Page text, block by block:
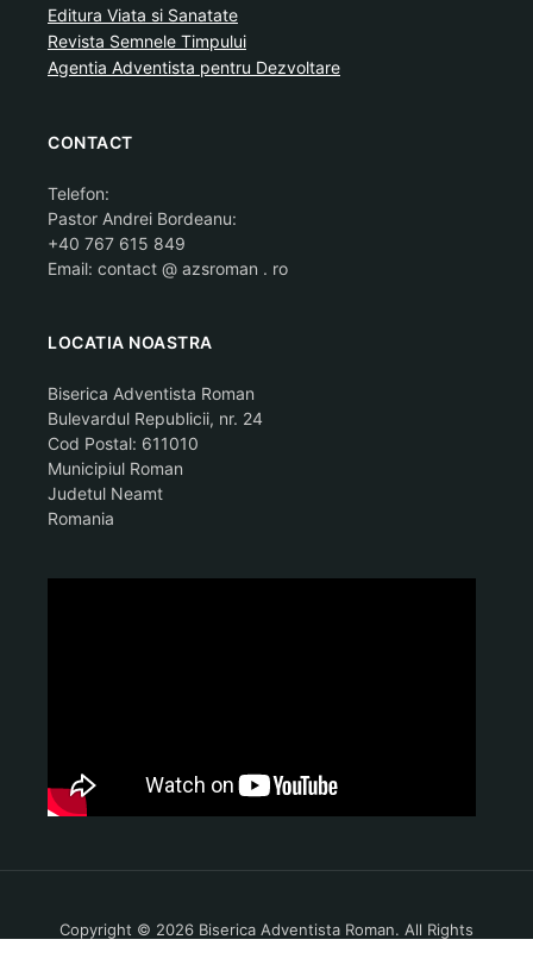
Editura Viata si Sanatate
Revista Semnele Timpului
Agentia Adventista pentru Dezvoltare
CONTACT
Telefon:
Pastor Andrei Bordeanu:
+40 767 615 849
Email: contact @ azsroman . ro
LOCATIA NOASTRA
Biserica Adventista Roman
Bulevardul Republicii, nr. 24
Cod Postal: 611010
Municipiul Roman
Judetul Neamt
Romania
Copyright © 2026 Biserica Adventista Roman. All Rights